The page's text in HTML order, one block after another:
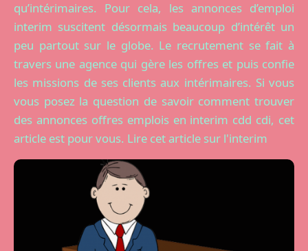
qu’intérimaires. Pour cela, les annonces d’emploi
interim suscitent désormais beaucoup d’intérêt un
peu partout sur le globe. Le recrutement se fait à
travers une agence qui gère les offres et puis confie
les missions de ses clients aux intérimaires. Si vous
vous posez la question de savoir comment trouver
des annonces offres emplois en interim cdd cdi, cet
article est pour vous. Lire cet article sur l'interim